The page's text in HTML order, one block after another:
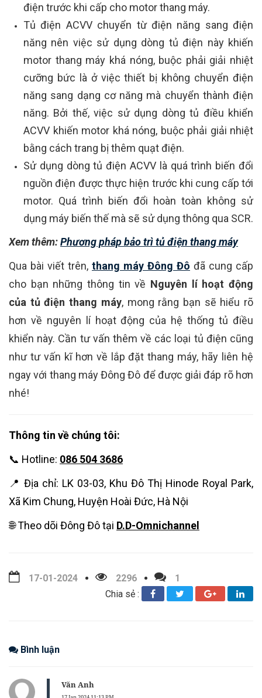
điện trước khi cấp cho motor thang máy.
Tủ điện ACVV chuyển từ điện năng sang điện
năng nên việc sử dụng dòng tủ điện này khiến
motor thang máy khá nóng, buộc phải giải nhiệt
cưỡng bức là ở việc thiết bị không chuyển điện
năng sang dạng cơ năng mà chuyển thành điện
năng. Bởi thế, việc sử dụng dòng tủ điều khiển
ACVV khiến motor khá nóng, buộc phải giải nhiệt
bằng cách trang bị thêm quạt điện.
Sử dụng dòng tủ điện ACVV là quá trình biến đổi
nguồn điện được thực hiện trước khi cung cấp tới
motor. Quá trình biến đổi hoàn toàn không sử
dụng máy biến thế mà sẽ sử dụng thông qua SCR.
Xem thêm:Phương pháp bảo trì tủ điện thang máy
Qua bài viết trên, thang máy Đông Đô đã cung cấp
cho bạn những thông tin về Nguyên lí hoạt động
của tủ điện thang máy, mong rằng bạn sẽ hiểu rõ
hơn về nguyên lí hoạt động của hệ thống tủ điều
khiển này. Cần tư vấn thêm về các loại tủ điện cũng
như tư vấn kĩ hơn về lắp đặt thang máy, hãy liên hệ
ngay với thang máy Đông Đô để được giải đáp rõ hơn
nhé!
Thông tin về chúng tôi:
📞 Hotline: 086 504 3686
📍 Địa chỉ: LK 03-03, Khu Đô Thị Hinode Royal Park,
Xã Kim Chung, Huyện Hoài Đức, Hà Nội
🌐 Theo dõi Đông Đô tại D.D-Omnichannel
17-01-2024 2296
1
Chia sẻ :
Bình luận
Văn Anh